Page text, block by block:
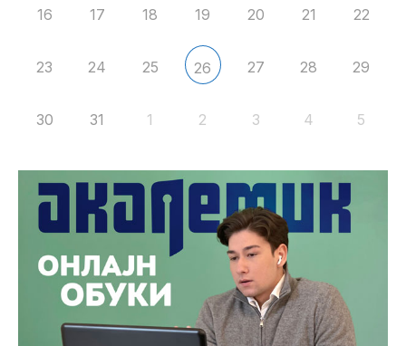
16 17 18 19 20 21 22
23 24 25 26 27 28 29
30 31 1 2 3 4 5